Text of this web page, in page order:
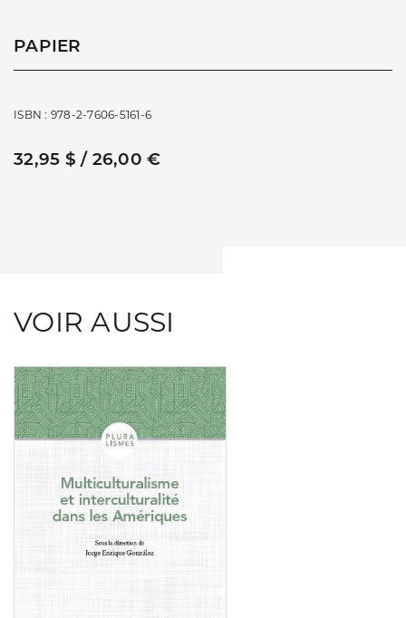
PAPIER
ISBN : 978-2-7606-5161-6
32,95 $ / 26,00 €
VOIR AUSSI